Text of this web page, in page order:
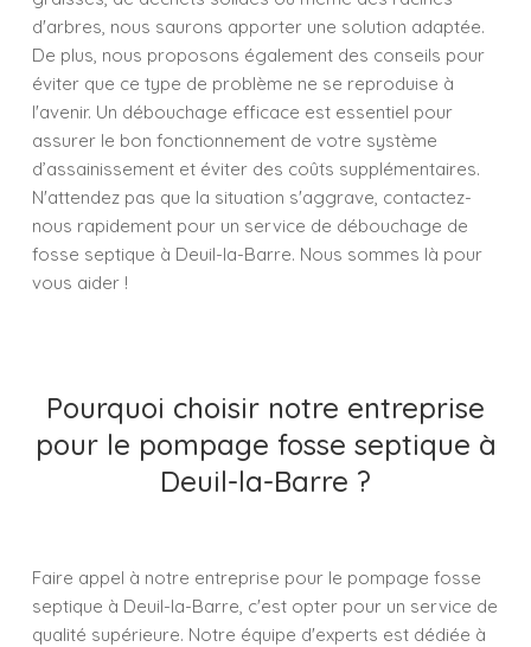
d'arbres, nous saurons apporter une solution adaptée.
De plus, nous proposons également des conseils pour
éviter que ce type de problème ne se reproduise à
l'avenir. Un débouchage efficace est essentiel pour
assurer le bon fonctionnement de votre système
d’assainissement et éviter des coûts supplémentaires.
N'attendez pas que la situation s'aggrave, contactez-
nous rapidement pour un service de débouchage de
fosse septique à Deuil-la-Barre. Nous sommes là pour
vous aider !
Pourquoi choisir notre entreprise
pour le pompage fosse septique à
Deuil-la-Barre ?
Faire appel à notre entreprise pour le pompage fosse
septique à Deuil-la-Barre, c'est opter pour un service de
qualité supérieure. Notre équipe d'experts est dédiée à